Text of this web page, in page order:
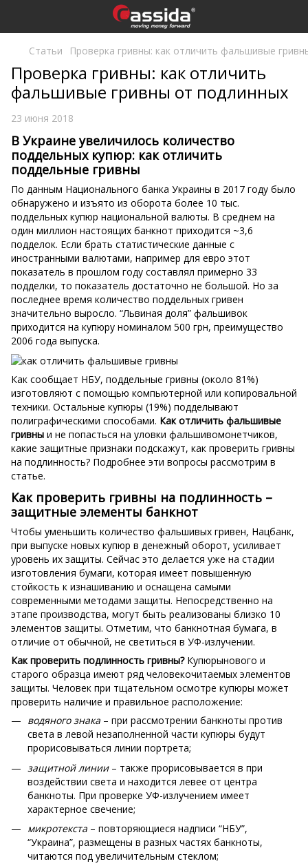
Статьи Проверка гривны: как отличить фальшивые
Проверка гривны: как отличить
фальшивые гривны от подлинных
23 июня 2018
В Украине увеличилось количество
поддельных купюр: как отличить
поддельные гривны
По данным Национального банка Украины в 2017 году было
обнаружено и изъято из оборота более 10 тыс.
поддельных купюр национальной валюты. В среднем на
один миллион настоящих банкнот приходится ~3,6
подделок. Если брать статистические данные с
иностранными валютами, например для евро этот
показатель в прошлом году составлял примерно 33
подделки, то показатель достаточно не большой. Но за
последнее время количество поддельных гривен
значительно выросло. “Львиная доля” фальшивок
приходится на купюру номиналом 500 грн, преимущество
2006 года выпуска.
Как сообщает НБУ, поддельные гривны (около 81%)
изготовляют с помощью компьютерной или копировальной
техники. Остальные купюры (19%) подделывают
полиграфическими способами. Как отличить фальшивые
гривны и не попасться на уловки фальшивомонетчиков,
какие защитные признаки подскажут, как проверить гривны
на подлинность? Подробнее эти вопросы рассмотрим в
статье.
Как проверить гривны на подлинность –
защитные элементы банкнот
Чтобы уменьшить количество фальшивых гривен, Нацбанк,
при выпуске новых купюр в денежный оборот, усиливает
уровень их защиты. Сейчас это делается уже на стадии
изготовления бумаги, которая имеет повышенную
стойкость к изнашиванию и оснащена самыми
современными методами защиты. Непосредственно на
этапе производства, могут быть реализованы близко 10
элементов защиты. Отметим, что банкнотная бумага, в
отличие от обычной, не светиться в УФ-излучении.
Как проверить подлинность гривны? Купюрынового и
старого образца имеют ряд человекочитаемых элементов
защиты. Человек при тщательном осмотре купюры может
проверить наличие и правильное расположение:
водяного знака – при рассмотрении банкноты против
света в левой незаполненной части купюры будут
прорисовываться линии портрета;
защитной линии– также прорисовывается в при
воздействии света и находится левее от центра
банкноты. При проверке УФ-излучением имеет
характерное свечение;
микротекста – повторяющиеся надписи “НБУ”,
“Украина”, размещены в разных частях банкноты,
читаются под увеличительным стеклом;